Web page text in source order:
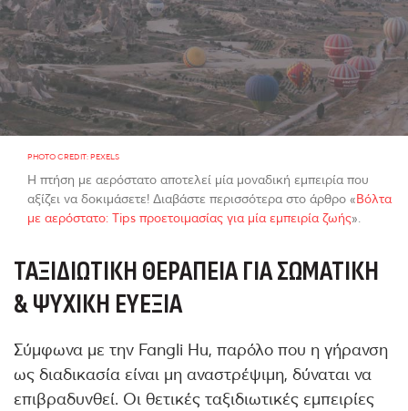
PHOTO CREDIT: PEXELS
Η πτήση με αερόστατο αποτελεί μία μοναδική εμπειρία που
αξίζει να δοκιμάσετε! Διαβάστε περισσότερα στο άρθρο «Βόλτα
με αερόστατο: Tips προετοιμασίας για μία εμπειρία ζωής».
ΤΑΞΙΔΙΩΤΙΚΉ ΘΕΡΑΠΕΊΑ ΓΙΑ ΣΩΜΑΤΙΚΉ
& ΨΥΧΙΚΉ ΕΥΕΞΊΑ
Σύμφωνα με την Fangli Hu, παρόλο που η γήρανση
ως διαδικασία είναι μη αναστρέψιμη, δύναται να
επιβραδυνθεί. Οι θετικές ταξιδιωτικές εμπειρίες